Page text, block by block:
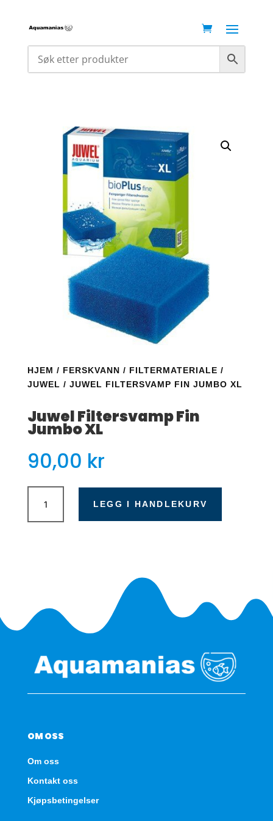
HJEM / FERSKVANN / FILTERMATERIALE /
JUWEL / JUWEL FILTERSVAMP FIN JUMBO XL
Juwel Filtersvamp Fin
Jumbo XL
90,00 kr
Juwel
Filtersvamp
Fin
LEGG I HANDLEKURV
OM OSS
Om oss
Kontakt oss
Kjøpsbetingelser